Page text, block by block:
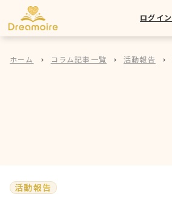
ログイン
ホーム コラム記事一覧 活動報告
活動報告